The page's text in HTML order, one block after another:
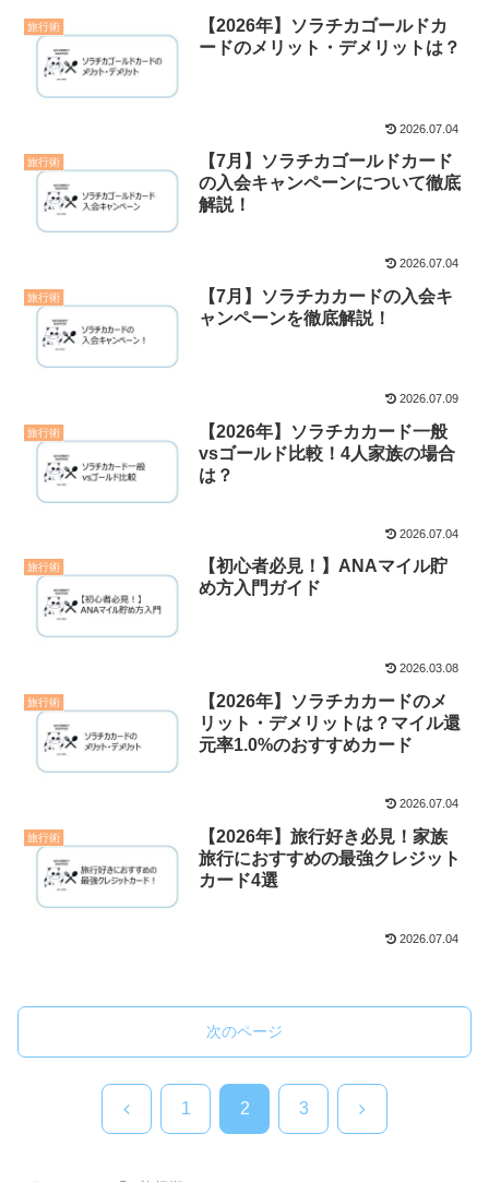
旅行術
【2026年】ソラチカゴールドカ
ードのメリット・デメリットは？
2026.07.04
旅行術
【7月】ソラチカゴールドカード
の入会キャンペーンについて徹底
解説！
2026.07.04
旅行術
【7月】ソラチカカードの入会キ
ャンペーンを徹底解説！
2026.07.09
旅行術
【2026年】ソラチカカード一般
vsゴールド比較！4人家族の場合
は？
2026.07.04
旅行術
【初心者必見！】ANAマイル貯
め方入門ガイド
2026.03.08
旅行術
【2026年】ソラチカカードのメ
リット・デメリットは？マイル還
元率1.0%のおすすめカード
2026.07.04
旅行術
【2026年】旅行好き必見！家族
旅行におすすめの最強クレジット
カード4選
2026.07.04
次のページ
前 1 2 3 次